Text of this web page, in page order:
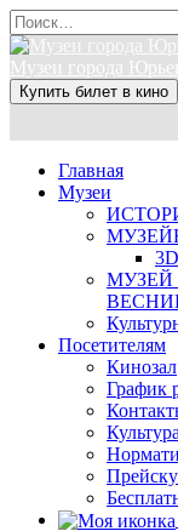
Перейти
к
содержанию
Search
for:
Музеи города
Купить билет в кино
Главная
Музеи
МУЗЕЙ
Посетителям
Кинозал
График